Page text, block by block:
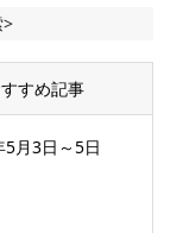
すめ記事
月3日～5日